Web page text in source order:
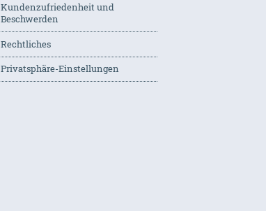
Kundenzufriedenheit und
Beschwerden
Rechtliches
Privatsphäre-Einstellungen